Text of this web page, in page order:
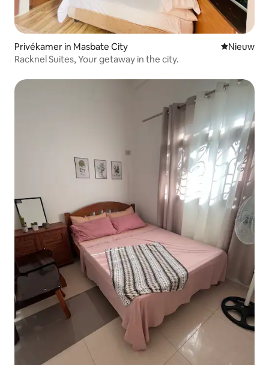
Privékamer in Masbate City Nieuwe
Nieuw
Racknel Suites, Your getaway in the city.